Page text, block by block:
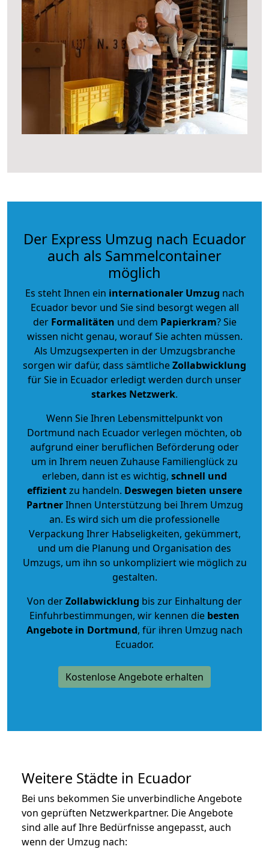
Der Express Umzug nach Ecuador
auch als Sammelcontainer
möglich
Es steht Ihnen ein internationaler Umzug nach
Ecuador bevor und Sie sind besorgt wegen all
der Formalitäten und dem Papierkram? Sie
wissen nicht genau, worauf Sie achten müssen.
Als Umzugsexperten in der Umzugsbranche
sorgen wir dafür, dass sämtlicheZollabwicklung
für Sie in Ecuador erledigt werden durch unser
starkes Netzwerk.
Wenn Sie Ihren Lebensmittelpunkt von
Dortmund nach Ecuador verlegen möchten, ob
aufgrund einer beruflichen Beförderung oder
um in Ihrem neuen Zuhause Familienglück zu
erleben, dann ist es wichtig, schnell und
effizientzu handeln. Deswegen bieten unsere
PartnerIhnen Unterstützung bei Ihrem Umzug
an. Es wird sich um die professionelle
Verpackung Ihrer Habseligkeiten, gekümmert,
und um die Planung und Organisation des
Umzugs, um ihn so unkompliziert wie möglich zu
gestalten.
Von derZollabwicklung bis zur Einhaltung der
Einfuhrbestimmungen, wir kennen die besten
Angebote in Dortmund, für ihren Umzug nach
Ecuador.
Kostenlose Angebote erhalten
Weitere Städte in Ecuador
Bei uns bekommen Sie unverbindliche Angebote
von geprüften Netzwerkpartner. Die Angebote
sind alle auf Ihre Bedürfnisse angepasst, auch
wenn der Umzug nach: